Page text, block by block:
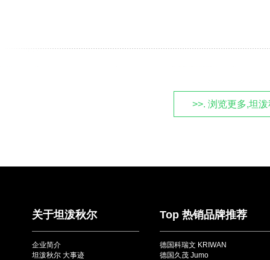
>>. 浏览更多,坦
关于坦泼秋尔
企业简介
坦泼秋尔 大事迹
Top 热销品牌推荐
德国科瑞文 KRIWAN
德国久茂 Jumo